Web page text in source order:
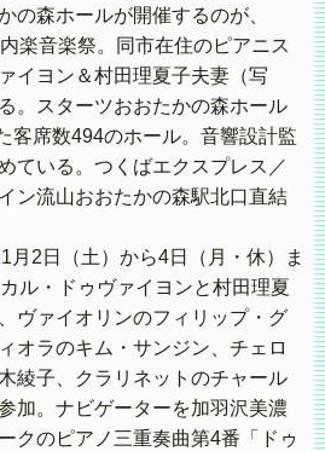
の森ホールが開催するのが、
楽音楽祭。同市在住のピアニス
イヨン＆村田理夏子夫妻（写
。スターツおおたかの森ホール
客席数494のホール。音響設計監
ている。つくばエクスプレス／
ン流山おおたかの森駅北口直結
月2日（土）から4日（月・休）ま
ル・ドゥヴァイヨンと村田理夏
ヴァイオリンのフィリップ・グ
オラのキム・サンジン、チェロ
綾子、クラリネットのチャール
加。ナビゲーターを加羽沢美濃
クのピアノ三重奏曲第4番「ドゥ